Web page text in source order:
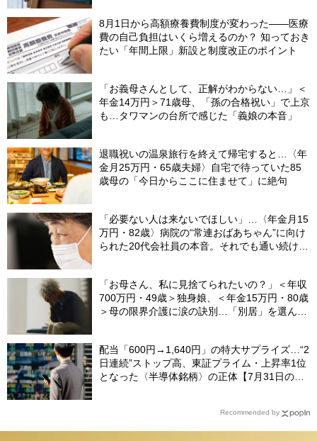
8月1日から高額療養費制度が変わった――医療
費の自己負担はいくら増えるのか？ 知っておき
たい「年間上限」新設と制度改正のポイント
「お義母さんとして、正解がわからない…」＜
年金14万円＞71歳母、「孫の合格祝い」で上京
も…タワマンの台所で感じた「義娘の本音」
退職祝いの温泉旅行を終えて帰宅すると…〈年
金月25万円・65歳夫婦〉自宅で待っていた85
歳母の「今日からここに住ませて」に絶句
「必要ない人は来ないでほしい」…〈年金月15
万円・82歳〉病院の“常連おばあちゃん”に向け
られた20代会社員の本音。それでも通い続ける
「お母さん、私に見捨てられたいの？」＜年収
700万円・49歳＞独身娘、＜年金15万円・80歳
＞母の限界介護に涙の訣別…「別居」を選んだ
配当「600円→1,640円」の特大サプライズ…“2
日連続”ストップ高、東証プライム・上昇率1位
となった〈半導体銘柄〉の正体【7月31日の国
Recommended by